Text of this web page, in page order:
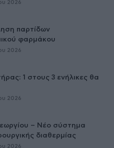
2026
παρτίδων
φαρμάκου
2026
1 στους 3 ενήλικες θα
2026
– Νέο σύστημα
διαθερμίας
2026